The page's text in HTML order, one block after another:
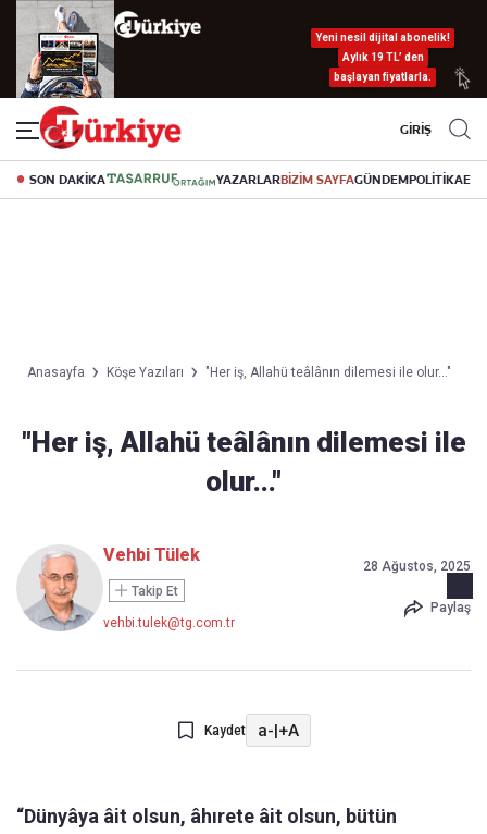
Yeni nesil dijital abonelik!
Aylık 19 TL’ den
başlayan fiyatlarla.
GİRİŞ
SON DAKİKA YAZARLARBİZİM SAYFAGÜNDEMPOLİTİKA
Anasayfa Köşe Yazıları "Her iş, Allahü teâlânın dilemesi ile olur..."
"Her iş, Allahü teâlânın dilemesi ile
olur..."
Vehbi Tülek
Takip Et
vehbi.tulek@tg.com.tr
28 Ağustos, 2025
Paylaş
Kaydet a-|+A
“Dünyâya âit olsun, âhırete âit olsun, bütün